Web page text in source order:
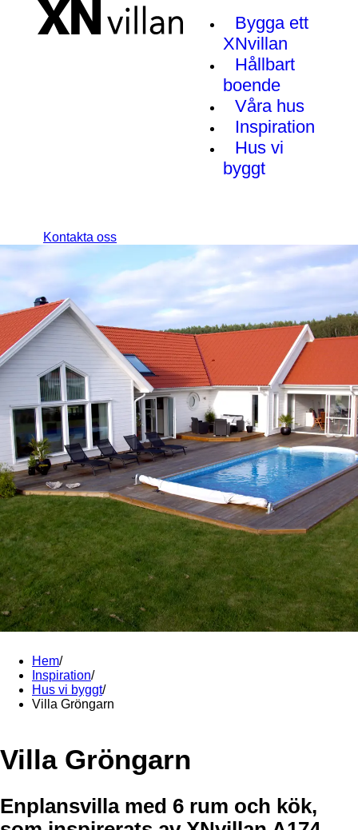
Bygga ett
XNvillan
Hållbart
boende
Våra hus
Inspiration
Hus vi
byggt
Kontakta oss
Hem/
Inspiration/
Hus vi byggt/
Villa Gröngarn
Villa Gröngarn
Enplansvilla med 6 rum och kök,